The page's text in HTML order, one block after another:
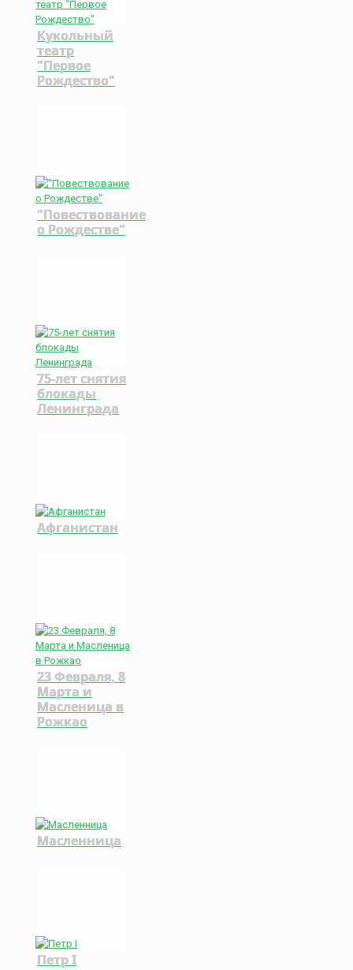
Кукольный
театр
"Первое
Рождество"
"Повествование
о Рождестве"
75-лет снятия
блокады
Ленинграда
Афганистан
23 Февраля, 8
Марта и
Масленица в
Рожкао
Масленница
Петр I